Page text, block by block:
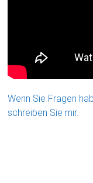
Wenn Sie Fragen
schreiben Sie mir.